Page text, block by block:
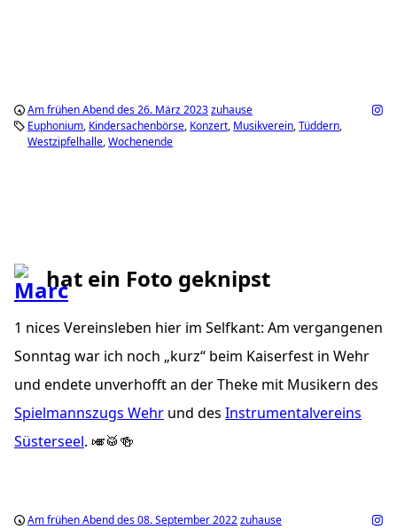
Am frühen Abend des 26. März 2023zuhause
Euphonium Kindersachenbörse Konzert Musikverein Tüddern
Westzipfelhalle Wochenende
hat ein Foto geknipst
1 nices Vereinsleben hier im Selfkant: Am vergangenen
Sonntag war ich noch „kurz“ beim Kaiserfest in Wehr
und endete unverhofft an der Theke mit Musikern des
Spielmannszugs Wehr und des Instrumentalvereins
Süsterseel. 🎺🥁🍻
Am frühen Abend des 08. September 2022zuhause